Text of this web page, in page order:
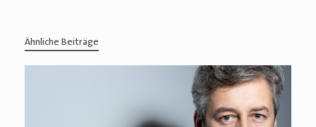
Ähnliche Beiträge